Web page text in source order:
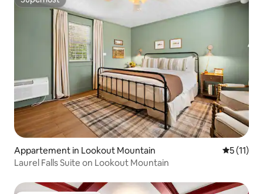
Superhost
Appartement in Lookout Mountain
5 (11)
Laurel Falls Suite on Lookout Mountain